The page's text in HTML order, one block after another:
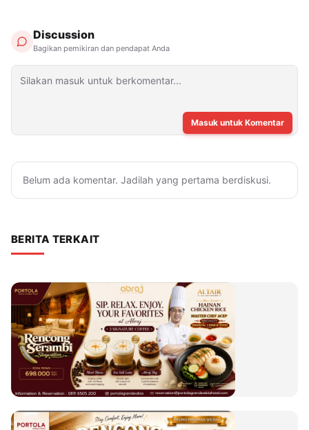
Discussion
Bagikan pemikiran dan pendapat Anda
Masuk untuk Komentar
Belum ada komentar. Jadilah yang pertama berdiskusi.
BERITA TERKAIT